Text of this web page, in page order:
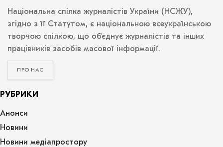
Національна спілка журналістів України (НСЖУ),
згідно з її Статутом, є національною всеукраїнською
творчою спілкою, що об’єднує журналістів та інших
працівників засобів масової інформації.
ПРО НАС
РУБРИКИ
Анонси
Новини
Новини медіапростору